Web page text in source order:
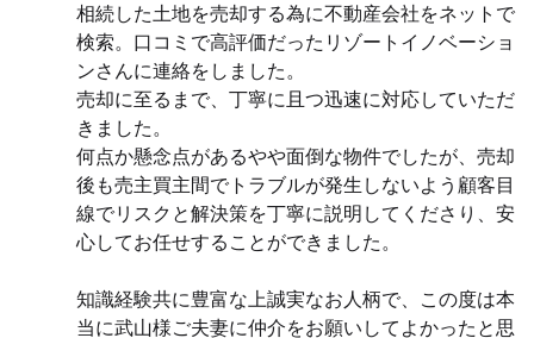
相続した土地を売却する為に不動産会社をネットで
検索。口コミで高評価だったリゾートイノベーショ
ンさんに連絡をしました。
売却に至るまで、丁寧に且つ迅速に対応していただ
きました。
何点か懸念点があるやや面倒な物件でしたが、売却
後も売主買主間でトラブルが発生しないよう顧客目
線でリスクと解決策を丁寧に説明してくださり、安
心してお任せすることができました。
知識経験共に豊富な上誠実なお人柄で、この度は本
当に武山様ご夫妻に仲介をお願いしてよかったと思